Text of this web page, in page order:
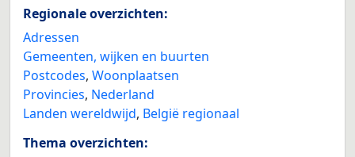
Regionale overzichten:
Adressen
Gemeenten, wijken en buurten
Postcodes, Woonplaatsen
Provincies, Nederland
Landen wereldwijd, België regionaal
Thema overzichten: